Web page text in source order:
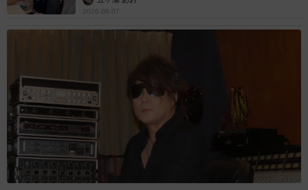
2026.08.07